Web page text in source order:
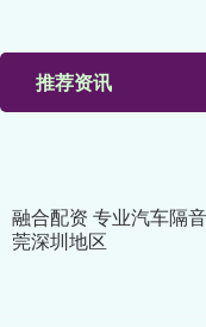
推荐资讯
融合配资 专业汽车隔
莞深圳地区